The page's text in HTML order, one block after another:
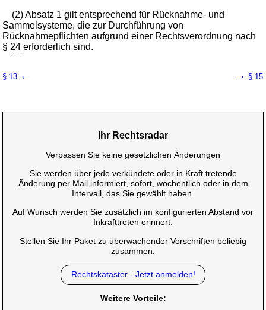
(2) Absatz 1 gilt entsprechend für Rücknahme- und
Sammelsysteme, die zur Durchführung von
Rücknahmepflichten aufgrund einer Rechtsverordnung nach
§ 24 erforderlich sind.
§ 13 ← → § 15
Ihr Rechtsradar
Verpassen Sie keine gesetzlichen Änderungen
Sie werden über jede verkündete oder in Kraft tretende
Änderung per Mail informiert, sofort, wöchentlich oder in dem
Intervall, das Sie gewählt haben.
Auf Wunsch werden Sie zusätzlich im konfigurierten Abstand vor
Inkrafttreten erinnert.
Stellen Sie Ihr Paket zu überwachender Vorschriften beliebig
zusammen.
Rechtskataster - Jetzt anmelden!
Weitere Vorteile: